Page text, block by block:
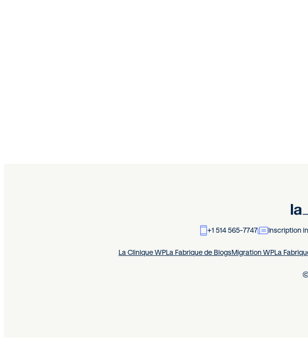
+1 514 565-7747 Inscription
La Clinique WPLa Fabrique de BlogsMigration WPLa
©